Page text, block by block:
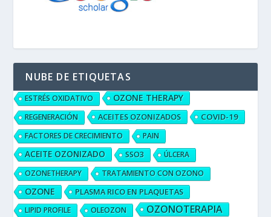
NUBE DE ETIQUETAS
ESTRÉS OXIDATIVO OZONE THERAPY
REGENERACIÓN ACEITES OZONIZADOS COVID-19
FACTORES DE CRECIMIENTO PAIN
ACEITE OZONIZADO SSO3
ÚLCERA
OZONETHERAPY
TRATAMIENTO CON OZONO
OZONE PLASMA RICO EN PLAQUETAS
LIPID PROFILE OLEOZON OZONOTERAPIA